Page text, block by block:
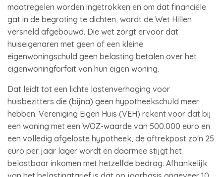
maatregelen worden ingetrokken en om dat financiële
gat in de begroting te dichten, wordt de Wet Hillen
versneld afgebouwd. Die wet zorgt ervoor dat
huiseigenaren met geen of een kleine
eigenwoningschuld geen belasting betalen over het
eigenwoningforfait van hun eigen woning.
Dat leidt tot een lichte lastenverhoging voor
huisbezitters die (bijna) geen hypotheekschuld meer
hebben. Vereniging Eigen Huis (VEH) rekent voor dat bij
een woning met een WOZ-waarde van 500.000 euro en
een volledig afgeloste hypotheek, de aftrekpost zo'n 25
euro per jaar lager wordt en daarmee stijgt het
belastbaar inkomen met hetzelfde bedrag. Afhankelijk